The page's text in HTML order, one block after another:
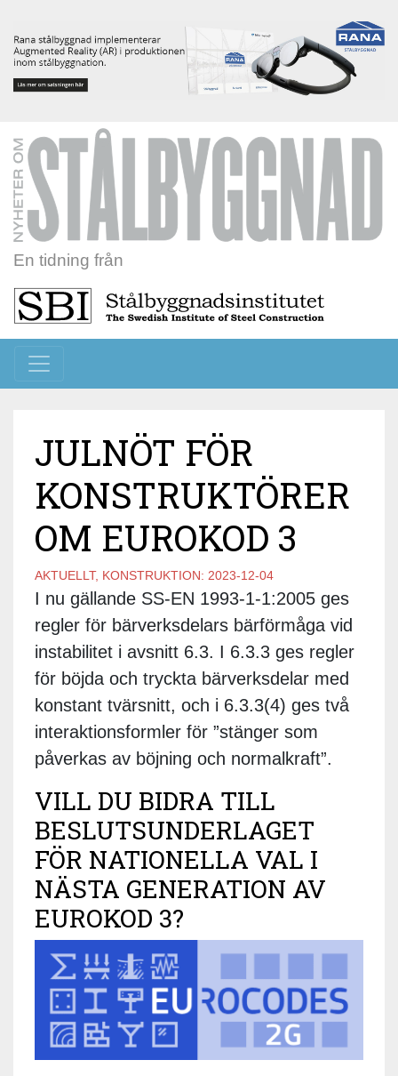
En tidning från
Toggle navigation
JULNÖT FÖR
KONSTRUKTÖRER
OM EUROKOD 3
AKTUELLT, KONSTRUKTION: 2023-12-04
I nu gällande SS-EN 1993-1-1:2005 ges
regler för bärverksdelars bärförmåga vid
instabilitet i avsnitt 6.3. I 6.3.3 ges regler
för böjda och tryckta bärverksdelar med
konstant tvärsnitt, och i 6.3.3(4) ges två
interaktionsformler för ”stänger som
påverkas av böjning och normalkraft”.
VILL DU BIDRA TILL
BESLUTSUNDERLAGET
FÖR NATIONELLA VAL I
NÄSTA GENERATION AV
EUROKOD 3?